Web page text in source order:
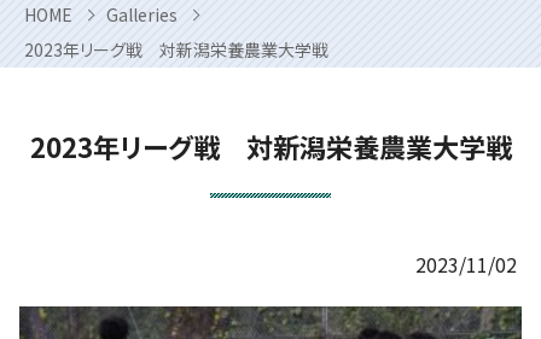
HOME
Galleries
2023年リーグ戦 対新潟栄養農業大学戦
2023年リーグ戦 対新潟栄養農業大学戦
2023/11/02